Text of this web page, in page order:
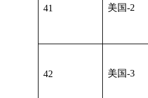
41 美国-2
42 美国-3